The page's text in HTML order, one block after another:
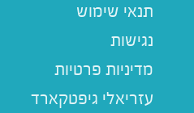
תנאי שימוש
נגישות
מדיניות פרטיות
עזריאלי גיפטקארד